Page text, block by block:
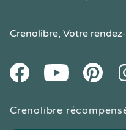
Crenolibre, Votre
FacebookYoutube
Crenolibre